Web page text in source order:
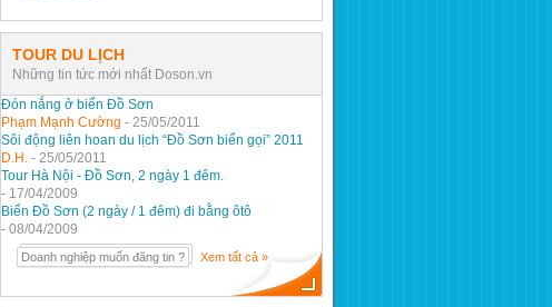
TOUR DU LỊCH
Những tin tức mới nhất Doson.vn
Đón nắng ở biển Đồ Sơn
Phạm Mạnh Cường - 25/05/2011
Sôi động liên hoan du lịch “Đồ Sơn biển gọi” 2011
D.H. - 25/05/2011
Tour Hà Nội - Đồ Sơn, 2 ngày 1 đêm.
- 17/04/2009
Biển Đồ Sơn (2 ngày / 1 đêm) đi bằng ôtô
- 08/04/2009
Doanh nghiệp muốn đăng tin ? Xem tất cả »